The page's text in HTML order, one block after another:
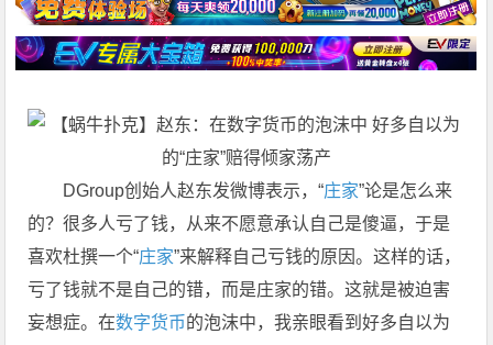
DGroup创始人赵东发微博表示，“庄家”论是怎么来
的？很多人亏了钱，从来不愿意承认自己是傻逼，于是
喜欢杜撰一个“庄家”来解释自己亏钱的原因。这样的话，
亏了钱就不是自己的错，而是庄家的错。这就是被迫害
妄想症。在数字货币的泡沫中，我亲眼看到好多自以为